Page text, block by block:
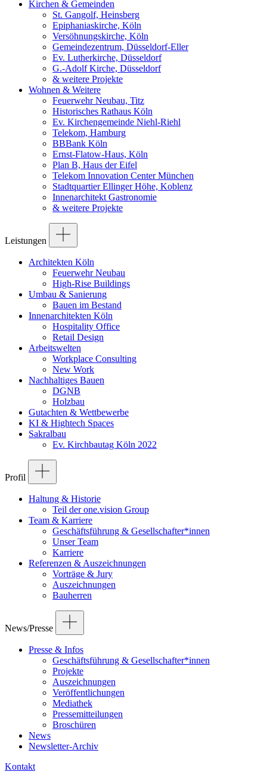
Kirchen & Gemeinden
St. Gangolf, Heinsberg
Epiphaniaskirche, Köln
Versöhnungskirche, Köln
Gemeindezentrum, Düsseldorf-Eller
Ev. Lutherkirche, Düsseldorf
G.-Adolf Kirche, Düsseldorf
& weitere Projekte
Wohnen & Weitere
Feuerwehr Neubau, Titz
Historisches Rathaus Köln
Ev. Kirchengemeinde Niehl-Riehl
Telekom, Hamburg
BBBank Köln
Ernst-Flatow-Haus, Köln
Plan B, Haus der Eifel
Telekom Innovation Center München
Stadtquartier Ellinger Höhe, Koblenz
Innenarchitekt Gastronomie
& weitere Projekte
Leistungen
Architekten Köln
Feuerwehr Neubau
High-Rise Buildings
Umbau & Sanierung
Bauen im Bestand
Innenarchitekten Köln
Hospitality Office
Retail Design
Arbeitswelten
Workplace Consulting
New Work
Nachhaltiges Bauen
DGNB
Holzbau
Gutachten & Wettbewerbe
KI & Hightech Spaces
Sakralbau
Ev. Kirchbautag Köln 2022
Profil
Haltung & Historie
Teil der one.vision Group
Team & Karriere
Geschäftsführung & Gesellschafter*innen
Unser Team
Karriere
Referenzen & Auszeichnungen
Vorträge & Jury
Auszeichnungen
Bauherren
News/Presse
Presse & Infos
Geschäftsführung & Gesellschafter*innen
Projekte
Auszeichnungen
Veröffentlichungen
Mediathek
Pressemitteilungen
Broschüren
News
Newsletter-Archiv
Kontakt